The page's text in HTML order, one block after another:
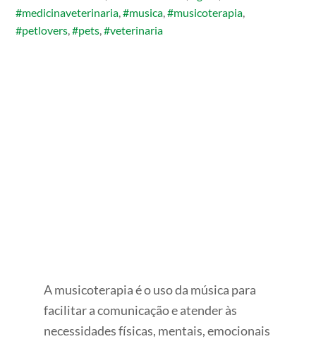
#medicinaveterinaria ,#musica ,#musicoterapia
#petlovers ,#pets ,#veterinaria
A musicoterapia é o uso da música para
facilitar a comunicação e atender às
necessidades físicas, mentais, emocionais